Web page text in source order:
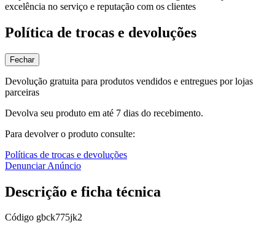
excelência no serviço e reputação com os clientes
Política de trocas e devoluções
Fechar
Devolução gratuita para produtos vendidos e entregues por lojas
parceiras
Devolva seu produto em até 7 dias do recebimento.
Para devolver o produto consulte:
Políticas de trocas e devoluções
Denunciar Anúncio
Descrição e ficha técnica
Código gbck775jk2